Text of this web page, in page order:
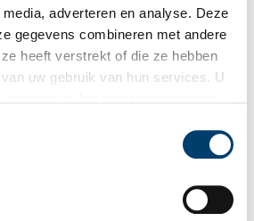
adverteren en analyse. Deze
gegevens combineren met andere
heeft verstrekt of die ze hebben
uw gebruik van hun services. U
of geef een reactie.